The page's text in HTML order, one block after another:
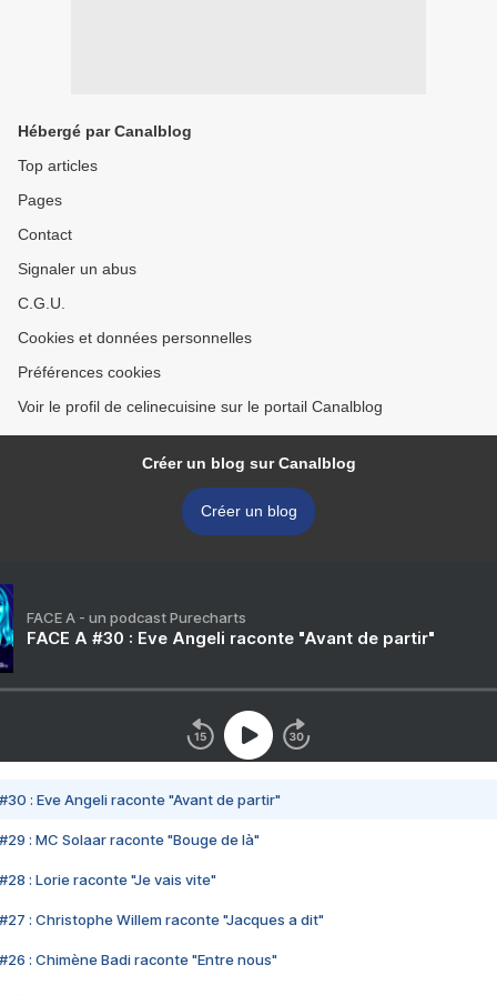
Hébergé par Canalblog
Top articles
Pages
Contact
Signaler un abus
C.G.U.
Cookies et données personnelles
Préférences cookies
Voir le profil de celinecuisine sur le portail Canalblog
Créer un blog sur Canalblog
Créer un blog
FACE A - un podcast Purecharts
FACE A #30 : Eve Angeli raconte "Avant de partir"
#30 : Eve Angeli raconte "Avant de partir"
#29 : MC Solaar raconte "Bouge de là"
#28 : Lorie raconte "Je vais vite"
#27 : Christophe Willem raconte "Jacques a dit"
#26 : Chimène Badi raconte "Entre nous"